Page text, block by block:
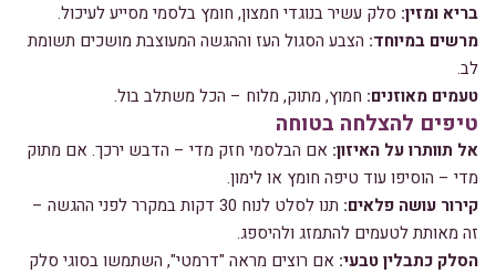
בריא ומזין: סלק עשיר בנוגדי חמצון, חומץ בלסמי מסייע לעיכול.
מרשים במיוחד: הצבע הסגול העז וההגשה המעוצבת מושכים תשומת
לב.
טעמים מאוזנים: חמוץ, מתוק, מלוח – הכל משתלב בול.
טיפים להצלחה בטוחה
אל תוותרו על האיזון: אם הבלסמי חזק מדי – הדבש ירכך. אם מתוק
מדי – הוסיפו עוד טיפה חומץ או לימון.
קירור עושה פלאים:
תנו לסלט לנוח 30 דקות במקרר לפני ההגשה –
זה מאותת לטעמים להתמזג ולהיספג.
הסלק כתבלין טבעי: אם רוצים מראה "דרמטי", השתמשו בסוגי סלק